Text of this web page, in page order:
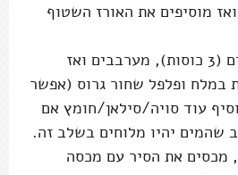
מוסיפים את האורז השטוף
מוסיפים את המים (3 כוסות), מערבבים ואז
במלח ופלפל שחור גרוס (אפשר
עוד סויה/סילאן/חומץ אם
שהמים יהיו מלוחים בשלב זה.
מכסים את הסיר עם מכסה